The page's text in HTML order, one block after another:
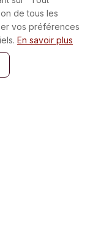
de tous les
vos préférences
En savoir plus